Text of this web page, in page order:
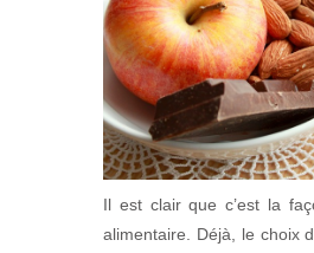
Il est clair que c’est la
alimentaire. Déjà, le choix